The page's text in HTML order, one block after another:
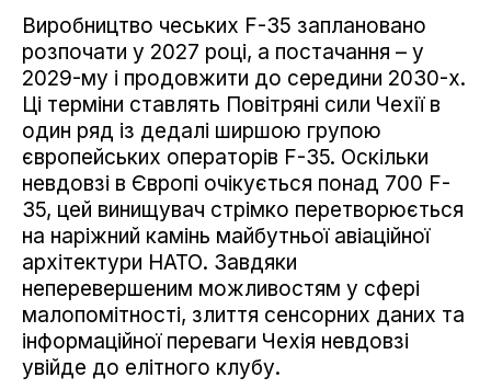
Виробництво чеських F-35 заплановано
розпочати у 2027 році, а постачання – у
2029-му і продовжити до середини 2030-х.
Ці терміни ставлять Повітряні сили Чехії в
один ряд із дедалі ширшою групою
європейських операторів F-35. Оскільки
невдовзі в Європі очікується понад 700 F-
35, цей винищувач стрімко перетворюється
на наріжний камінь майбутньої авіаційної
архітектури НАТО. Завдяки
неперевершеним можливостям у сфері
малопомітності, злиття сенсорних даних та
інформаційної переваги Чехія невдовзі
увійде до елітного клубу.